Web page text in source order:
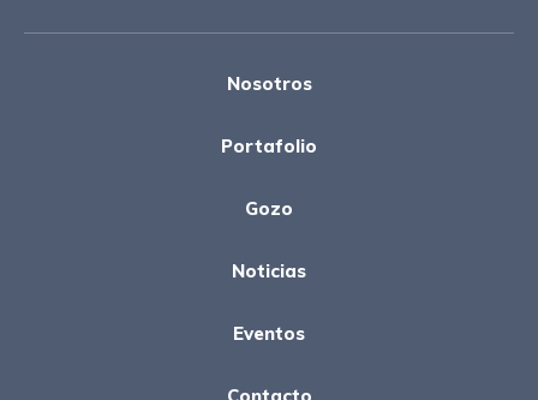
Nosotros
Portafolio
Gozo
Noticias
Eventos